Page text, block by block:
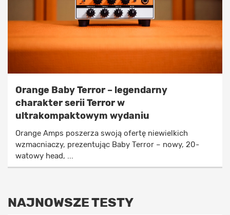
Orange Baby Terror – legendarny
charakter serii Terror w
ultrakompaktowym wydaniu
Orange Amps poszerza swoją ofertę niewielkich
wzmacniaczy, prezentując Baby Terror – nowy, 20-
watowy head, ...
NAJNOWSZE TESTY